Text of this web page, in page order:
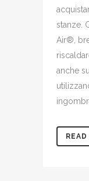
stanze.
Air®,
anche